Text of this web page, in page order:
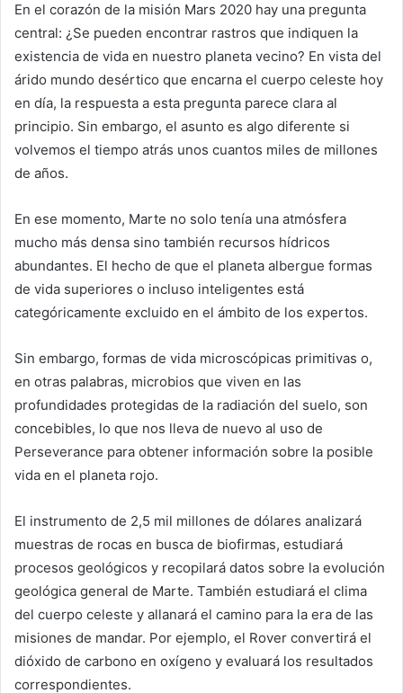
En el corazón de la misión Mars 2020 hay una pregunta
central: ¿Se pueden encontrar rastros que indiquen la
existencia de vida en nuestro planeta vecino? En vista del
árido mundo desértico que encarna el cuerpo celeste hoy
en día, la respuesta a esta pregunta parece clara al
principio. Sin embargo, el asunto es algo diferente si
volvemos el tiempo atrás unos cuantos miles de millones
de años.
En ese momento, Marte no solo tenía una atmósfera
mucho más densa sino también recursos hídricos
abundantes. El hecho de que el planeta albergue formas
de vida superiores o incluso inteligentes está
categóricamente excluido en el ámbito de los expertos.
Sin embargo, formas de vida microscópicas primitivas o,
en otras palabras, microbios que viven en las
profundidades protegidas de la radiación del suelo, son
concebibles, lo que nos lleva de nuevo al uso de
Perseverance para obtener información sobre la posible
vida en el planeta rojo.
El instrumento de 2,5 mil millones de dólares analizará
muestras de rocas en busca de biofirmas, estudiará
procesos geológicos y recopilará datos sobre la evolución
geológica general de Marte. También estudiará el clima
del cuerpo celeste y allanará el camino para la era de las
misiones de mandar. Por ejemplo, el Rover convertirá el
dióxido de carbono en oxígeno y evaluará los resultados
correspondientes.